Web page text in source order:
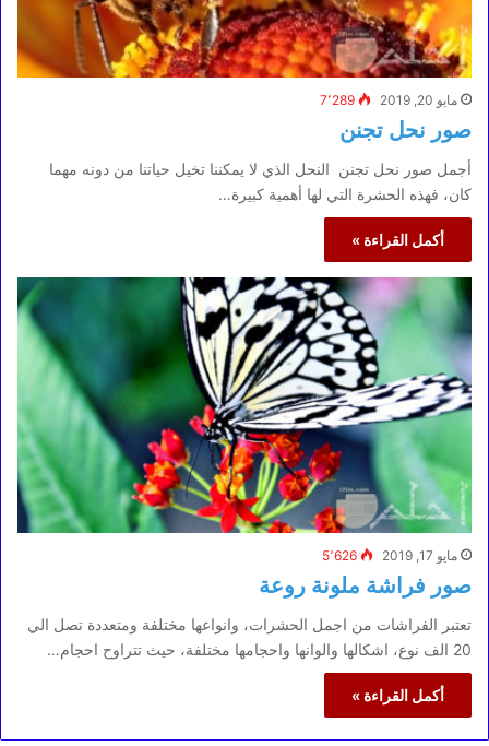
مايو 20, 2019 7٬289
صور نحل تجنن
أجمل صور نحل تجنن النحل الذي لا يمكننا تخيل حياتنا من دونه مهما
كان، فهذه الحشرة التي لها أهمية كبيرة…
أكمل القراءة »
مايو 17, 2019 5٬626
صور فراشة ملونة روعة
تعتبر الفراشات من اجمل الحشرات، وانواعها مختلفة ومتعددة تصل الي
20 الف نوع، اشكالها والوانها واحجامها مختلفة، حيث تتراوح احجام…
أكمل القراءة »